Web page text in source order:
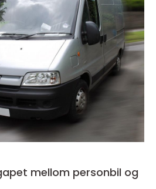
mellom personbil og